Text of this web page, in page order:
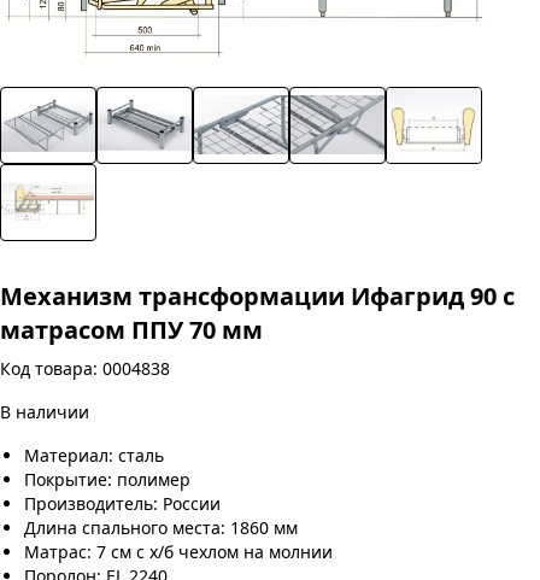
Механизм трансформации Ифагрид 90 с
матрасом ППУ 70 мм
Код товара: 0004838
В наличии
Материал: сталь
Покрытие: полимер
Производитель: России
Длина спального места: 1860 мм
Матрас: 7 см с х/б чехлом на молнии
Поролон: EL 2240